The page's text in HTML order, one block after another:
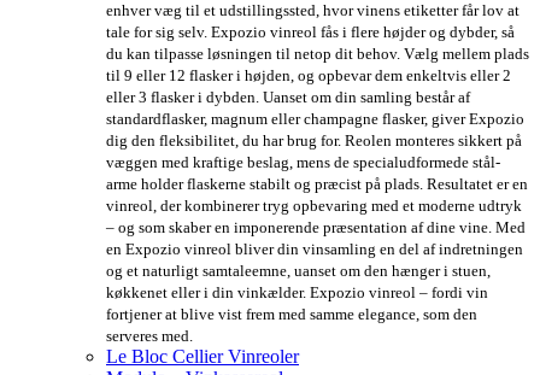
enhver væg til et udstillingssted, hvor vinens etiketter får lov at
tale for sig selv. Expozio vinreol fås i flere højder og dybder, så
du kan tilpasse løsningen til netop dit behov. Vælg mellem plads
til 9 eller 12 flasker i højden, og opbevar dem enkeltvis eller 2
eller 3 flasker i dybden. Uanset om din samling består af
standardflasker, magnum eller champagne flasker, giver Expozio
dig den fleksibilitet, du har brug for. Reolen monteres sikkert på
væggen med kraftige beslag, mens de specialudformede stål-
arme holder flaskerne stabilt og præcist på plads. Resultatet er en
vinreol, der kombinerer tryg opbevaring med et moderne udtryk
– og som skaber en imponerende præsentation af dine vine. Med
en Expozio vinreol bliver din vinsamling en del af indretningen
og et naturligt samtaleemne, uanset om den hænger i stuen,
køkkenet eller i din vinkælder. Expozio vinreol – fordi vin
fortjener at blive vist frem med samme elegance, som den
serveres med.
Le Bloc Cellier Vinreoler